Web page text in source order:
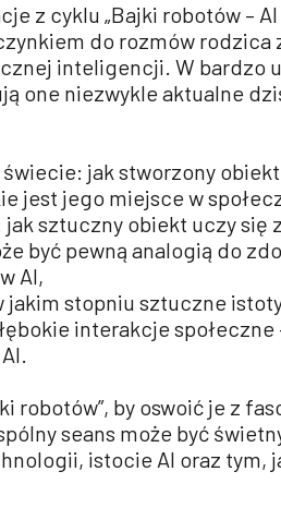
z cyklu „Bajki robotów –
do rozmów rodzica
inteligencji. W bardzo
one niezwykle aktualne
jak stworzony
jest jego miejsce w
sztuczny obiekt uczy się
być pewną analogią do
AI,
jakim stopniu sztuczne
interakcje społeczne
robotów”, by oswoić je z
seans może być
istocie AI oraz tym,